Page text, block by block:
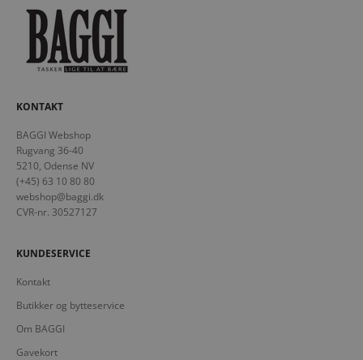
KONTAKT
BAGGI Webshop
Rugvang 36-40
5210, Odense NV
(+45) 63 10 80 80
webshop@baggi.dk
CVR-nr. 30527127
KUNDESERVICE
Kontakt
Butikker og bytteservice
Om BAGGI
Gavekort